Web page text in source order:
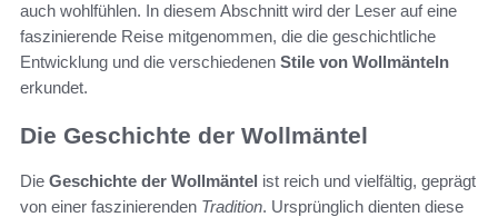
auch wohlfühlen. In diesem Abschnitt wird der Leser auf eine
faszinierende Reise mitgenommen, die die geschichtliche
Entwicklung und die verschiedenen Stile von Wollmänteln
erkundet.
Die Geschichte der Wollmäntel
Die Geschichte der Wollmäntel ist reich und vielfältig, geprägt
von einer faszinierenden Tradition. Ursprünglich dienten diese